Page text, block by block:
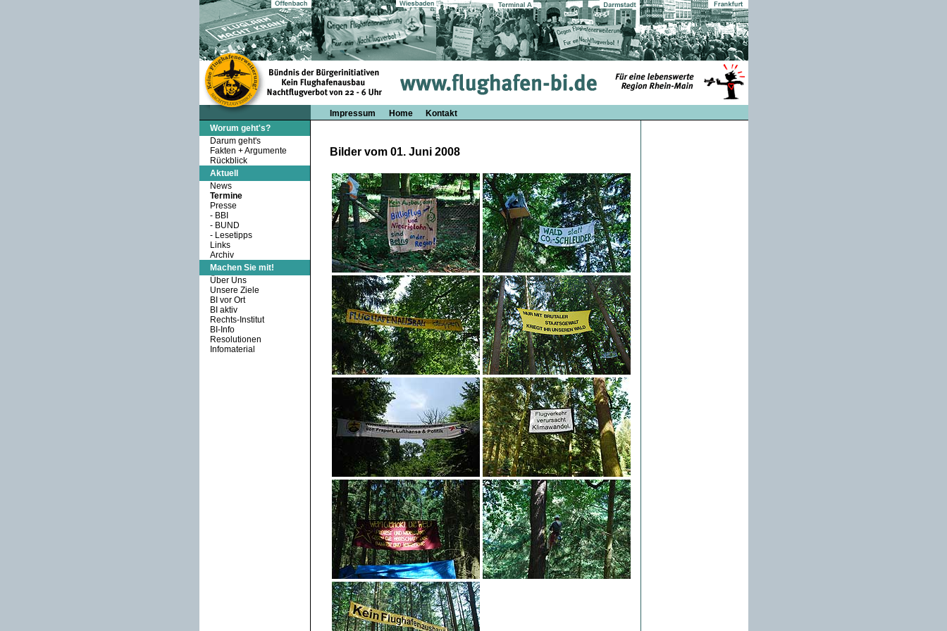
Impressum Home
Kontakt
Worum geht's?
Darum geht's
Fakten + Argumente
Rückblick
Aktuell
News
Termine
Presse
- BBI
- BUND
- Lesetipps
Links
Archiv
Machen Sie mit!
Über Uns
Unsere Ziele
BI vor Ort
BI aktiv
Rechts-Institut
BI-Info
Resolutionen
Infomaterial
Bilder vom 01. Juni 2008